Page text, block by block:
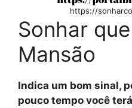
https://
Sonhar
Mansão
Indica um bom sinal,
pouco tempo você